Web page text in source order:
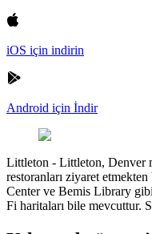
iOS için indirin
Android için İndir
Littleton - Littleton, Denver
restoranları ziyaret
Center ve Bemis Library
Fi haritaları bile mevcuttur.